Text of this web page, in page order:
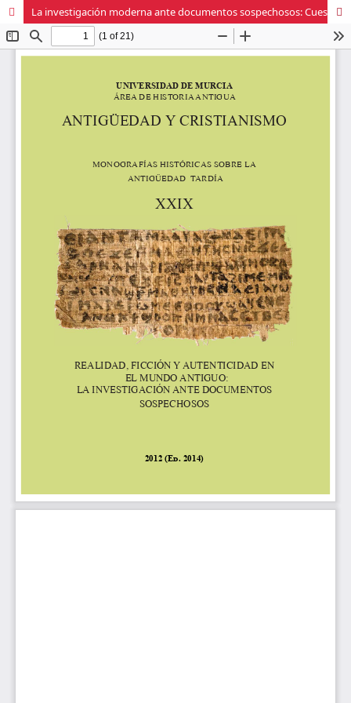
La investigación moderna ante documentos sospechosos: Cuestiones de ficción, falsificación y autenticidad